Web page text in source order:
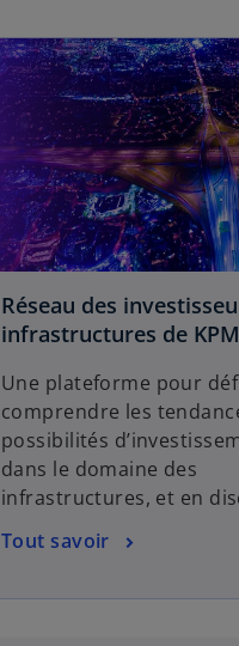
Réseau des
infrastructures de
Une plateforme pour
comprendre les
possibilités
dans le domaine des
infrastructures, et en
Tout savoir